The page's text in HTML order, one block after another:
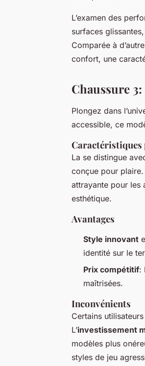
L’examen des
surfaces
Comparée à
confort, une
Chaussure
Plongez dans
accessible, ce
La se distingue
conçue pour
attrayante pour les
esthétique.
Avantages
Style innovant
identité sur le
Prix compétitif:
maîtrisées.
Inconvénients
Certains
L’investissement
modèles plus
styles de jeu